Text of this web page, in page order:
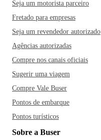
Seja um motorista parceiro
Fretado para empresas
Seja um revendedor autorizado
Agências autorizadas
Compre nos canais oficiais
Sugerir uma viagem
Compre Vale Buser
Pontos de embarque
Pontos turísticos
Sobre a Buser